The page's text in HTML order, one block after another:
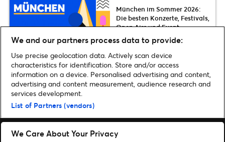
München im Sommer 2026:
Die besten Konzerte, Festivals,
Open Airs und Event-
Highlights
Musik
Willwerath Rock City Open Air 2025: Wo Dorfidylle auf
Festival trifft
We and our partners process data to provide:
Use precise geolocation data. Actively scan device
characteristics for identification. Store and/or access
information on a device. Personalised advertising and content,
advertising and content measurement, audience research and
services development.
List of Partners (vendors)
We Care About Your Privacy